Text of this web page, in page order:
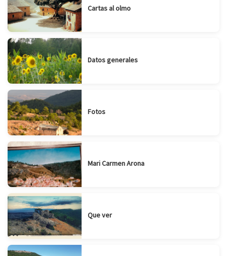
Cartas al olmo
Datos generales
Fotos
Mari Carmen Arona
Que ver